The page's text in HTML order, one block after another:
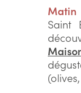
Matin
Saint